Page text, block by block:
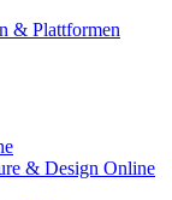
& Plattformen
& Design Online